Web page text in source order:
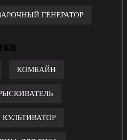
ГЕНЕРАТОР
КОМБАЙН
КУЛЬТИВАТОР